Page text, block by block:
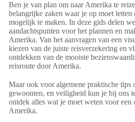
Ben je van plan om naar Amerika te
belangrijke zaken waar je op moet letten
mogelijk te maken. In deze gids delen
aandachtspunten voor het plannen en
Amerika. Van het aanvragen van een
kiezen van de juiste reisverzekering en
ontdekken van de mooiste
reisroute door Amerika.
Maar ook voor algemene praktische tips
gewoonten, en veiligheid kun je bij ons
ontdek alles wat je moet weten voor een
Amerika.